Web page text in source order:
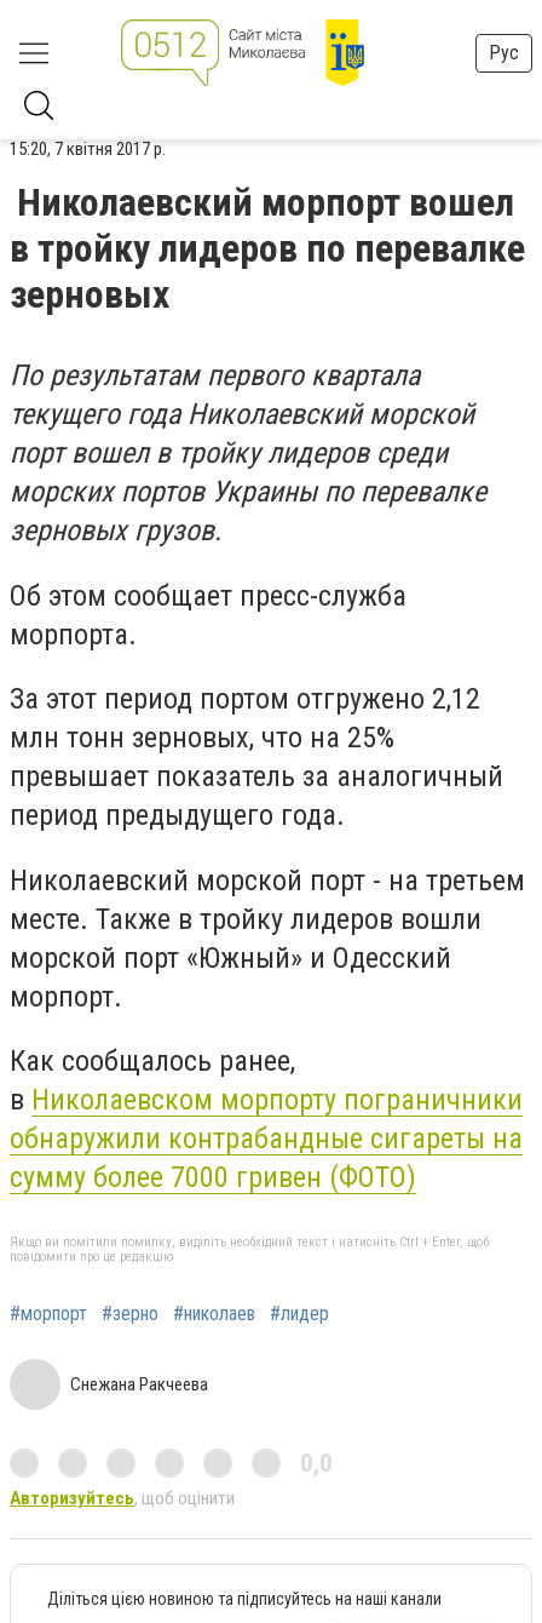
Рус
15:20, 7 квітня 2017 р.
Николаевский морпорт вошел
в тройку лидеров по перевалке
зерновых
По результатам первого квартала
текущего года Николаевский морской
порт вошел в тройку лидеров среди
морских портов Украины по перевалке
зерновых грузов.
Об этом сообщает пресс-служба
морпорта.
За этот период портом отгружено 2,12
млн тонн зерновых, что на 25%
превышает показатель за аналогичный
период предыдущего года.
Николаевский морской порт - на третьем
месте. Также в тройку лидеров вошли
морской порт «Южный» и Одесский
морпорт.
Как сообщалось ранее,
в Николаевском морпорту пограничники
обнаружили контрабандные сигареты на
сумму более 7000 гривен (ФОТО)
Якщо ви помітили помилку, виділіть необхідний текст і натисніть Ctrl + Enter, щоб
повідомити про це редакцію
#морпорт #зерно #николаев #лидер
Снежана Ракчеева
0,0
Авторизуйтесь, щоб оцінити
Діліться цією новиною та підписуйтесь на наші канали